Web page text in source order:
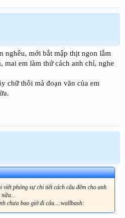
nghêu, mới bắt mập thịt ngon lắm
mai em làm thử cách anh chỉ, nghe
chữ thôi mà đoạn văn của em
phóng sự chi tiết cách câu đêm cho anh
nữa...
chưa bao giờ đi câu...:wallbash: